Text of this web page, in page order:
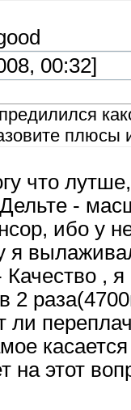
00:32]
что
-
ибо у
я
,
2
ли
на этот